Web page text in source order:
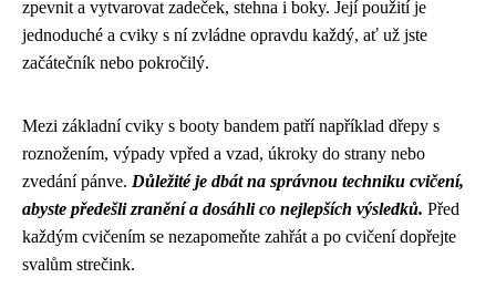
zpevnit a vytvarovat zadeček, stehna i boky. Její použití je
jednoduché a cviky s ní zvládne opravdu každý, ať už jste
začátečník nebo pokročilý.
Mezi základní cviky s booty bandem patří například dřepy s
roznožením, výpady vpřed a vzad, úkroky do strany nebo
zvedání pánve. Důležité je dbát na správnou techniku cvičení,
abyste předešli zranění a dosáhli co nejlepších výsledků. Před
každým cvičením se nezapomeňte zahřát a po cvičení dopřejte
svalům strečink.